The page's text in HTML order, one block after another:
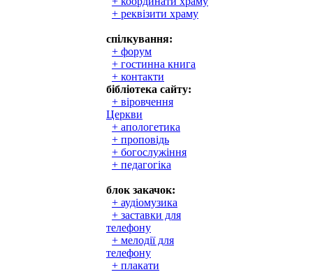
+ реквізити храму
спілкування:
+ форум
+ гостинна книга
+ контакти
бібліотека сайту:
+ віровчення
Церкви
+ апологетика
+ проповідь
+ богослужіння
+ педагогіка
блок закачок:
+ аудіомузика
+ заставки для
телефону
+ мелодії для
телефону
+ плакати